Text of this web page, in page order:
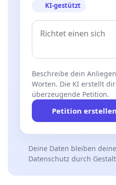
KI-gestützt
Beschreibe dein
Worten. Die KI erstellt
überzeugende Petition.
Petition erstellen
Deine Daten bleiben
Datenschutz durch